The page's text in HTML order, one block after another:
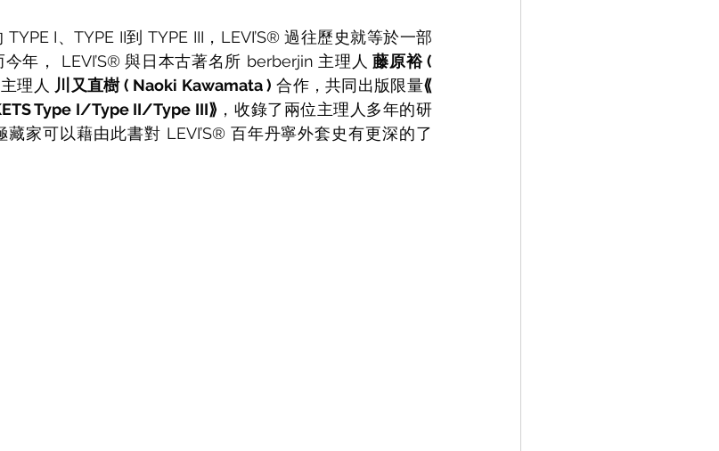
I、TYPE II到 TYPE III，LEVI’S® 過往歷史就等於一部
年， LEVI’S® 與日本古著名所 berberjin 主理人 藤原裕 (
理人 川又直樹 ( Naoki Kawamata ) 合作，共同出版限量⟪
Type I/Type II/Type III⟫ ，收錄了兩位主理人多年的研
家可以藉由此書對 LEVI’S® 百年丹寧外套史有更深的了